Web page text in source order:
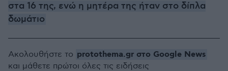
στα 16 της, ενώ η μητέρα της ήταν στο δίπλα
δωμάτιο
Ακολουθήστε το protothema.gr στο Google News
και μάθετε πρώτοι όλες τις ειδήσεις